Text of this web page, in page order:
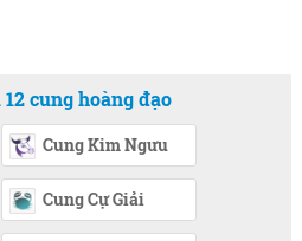
cung hoàng đạo
Cung Kim Ngưu
Cung Cự Giải